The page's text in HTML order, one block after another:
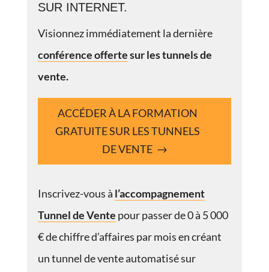
SUR INTERNET.
Visionnez immédiatement la dernière
conférence offertesur les tunnels de
vente.
ACCÉDER À LA FORMATION
GRATUITE SUR LES TUNNELS
DE VENTE
Inscrivez-vous à l’accompagnement
Tunnel de Vente pour passer de 0 à 5 000
€ de chiffre d’affaires par mois en créant
un tunnel de vente automatisé sur